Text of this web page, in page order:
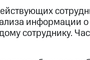
информации
сотруднику.